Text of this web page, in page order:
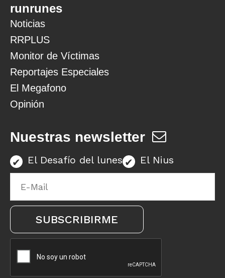
runrunes
Noticias
RRPLUS
Monitor de Víctimas
Reportajes Especiales
El Megafono
Opinión
Nuestras newsletter
El Desafío del lunes El Nius